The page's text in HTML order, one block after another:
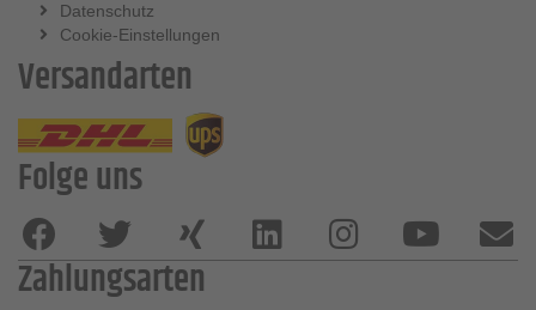
Datenschutz
Cookie-Einstellungen
Versandarten
Folge uns
Zahlungsarten